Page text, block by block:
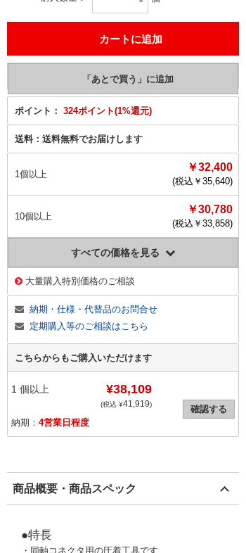
ポイント： 324ポイント(1%還元)
送料： 送料無料でお届けします
1個以上
￥32,400
(税込￥ 35,640)
10個以上
￥30,780
(税込￥ 33,858)
すべての価格を見る
大量購入特別価格のご相談
納期・仕様・代替品のお問合せ
定期購入等のご相談はこちら
こちらからもご購入いただけます
1 個以上 ¥38,109
(税込 ¥41,919)
納期： 4営業日程度
確認する
商品概要・商品スペック
●特長
・同軸コネクタ用の圧着工具です